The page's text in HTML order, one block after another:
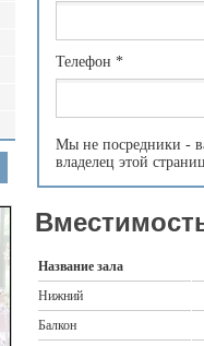
Телефон *
Мы не посредники -
владелец этой
Название зала
Нижний
Балкон